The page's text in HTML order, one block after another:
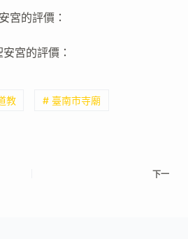
宮的評價：
宮的評價：
教 # 臺南市寺廟
下一